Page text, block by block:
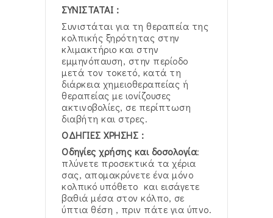
ΣΥΝΙΣΤΑΤΑΙ :
Συνιστάται για τη θεραπεία της
κολπικής ξηρότητας στην
κλιμακτήριο και στην
εμμηνόπαυση, στην περίοδο
μετά τον τοκετό, κατά τη
διάρκεια χημειοθεραπείας ή
θεραπείας με ιονίζουσες
ακτινοβολίες, σε περίπτωση
διαβήτη και στρες.
ΟΔΗΓΙΕΣ ΧΡΗΣΗΣ :
Οδηγίες χρήσης και δοσολογία:
πλύνετε προσεκτικά τα χέρια
σας, απομακρύνετε ένα μόνο
κολπικό υπόθετο και εισάγετε
βαθιά μέσα στον κόλπο, σε
ύπτια θέση , πριν πάτε για ύπνο.